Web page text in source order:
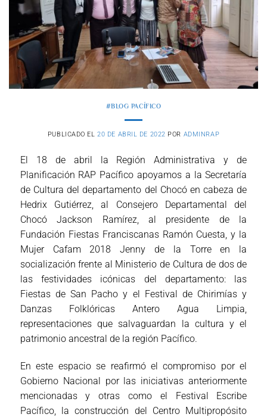
#BLOG PACÍFICO
PUBLICADO EL20 DE ABRIL DE 2022 POR ADMINRAP
El 18 de abril la Región Administrativa y de
Planificación RAP Pacífico apoyamos a la Secretaría
de Cultura del departamento del Chocó en cabeza de
Hedrix Gutiérrez, al Consejero Departamental del
Chocó Jackson Ramírez, al presidente de la
Fundación Fiestas Franciscanas Ramón Cuesta, y la
Mujer Cafam 2018 Jenny de la Torre en la
socialización frente al Ministerio de Cultura de dos de
las festividades icónicas del departamento: las
Fiestas de San Pacho y el Festival de Chirimías y
Danzas Folklóricas Antero Agua Limpia,
representaciones que salvaguardan la cultura y el
patrimonio ancestral de la región Pacífico.
En este espacio se reafirmó el compromiso por el
Gobierno Nacional por las iniciativas anteriormente
mencionadas y otras como el Festival Escribe
Pacífico, la construcción del Centro Multipropósito